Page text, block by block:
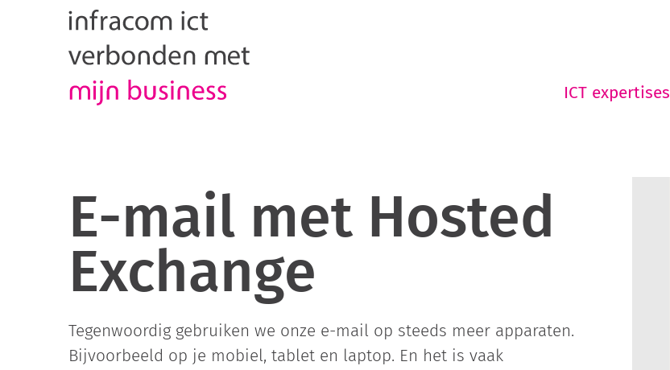
ICT expertises
E-mail met Hosted
Exchange
Tegenwoordig gebruiken we onze e-mail op steeds meer apparaten.
Bijvoorbeeld op je mobiel, tablet en laptop. En het is vaak